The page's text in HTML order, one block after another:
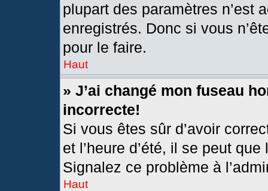
plupart des paramètres n’est
enregistrés. Donc si vous
pour le faire.
Haut
» J’ai changé mon fuseau
incorrecte!
Si vous êtes sûr d’avoir
et l’heure d’été, il se peut
Signalez ce problème à
Haut